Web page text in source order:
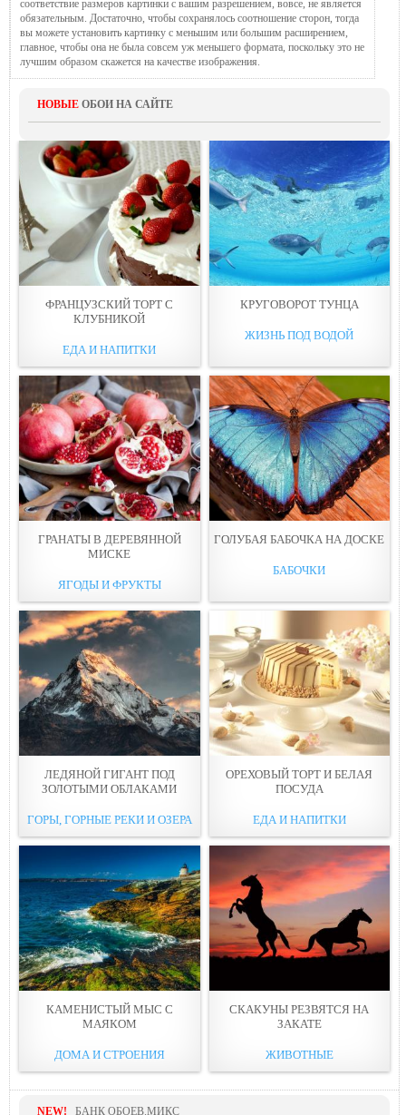
соответствие размеров картинки с вашим разрешением, вовсе, не является
обязательным. Достаточно, чтобы сохранялось соотношение сторон, тогда
вы можете установить картинку с меньшим или большим расширением,
главное, чтобы она не была совсем уж меньшего формата, поскольку это не
лучшим образом скажется на качестве изображения.
НОВЫЕ ОБОИ НА САЙТЕ
ФРАНЦУЗСКИЙ ТОРТ С
КЛУБНИКОЙ
ЕДА И НАПИТКИ
КРУГОВОРОТ ТУНЦА
ЖИЗНЬ ПОД ВОДОЙ
ГРАНАТЫ В ДЕРЕВЯННОЙ
МИСКЕ
ЯГОДЫ И ФРУКТЫ
ГОЛУБАЯ БАБОЧКА НА ДОСКЕ
БАБОЧКИ
ЛЕДЯНОЙ ГИГАНТ ПОД
ЗОЛОТЫМИ ОБЛАКАМИ
ГОРЫ, ГОРНЫЕ РЕКИ И ОЗЕРА
ОРЕХОВЫЙ ТОРТ И БЕЛАЯ
ПОСУДА
ЕДА И НАПИТКИ
КАМЕНИСТЫЙ МЫС С
МАЯКОМ
ДОМА И СТРОЕНИЯ
СКАКУНЫ РЕЗВЯТСЯ НА
ЗАКАТЕ
ЖИВОТНЫЕ
NEW! БАНК ОБОЕВ.МИКС